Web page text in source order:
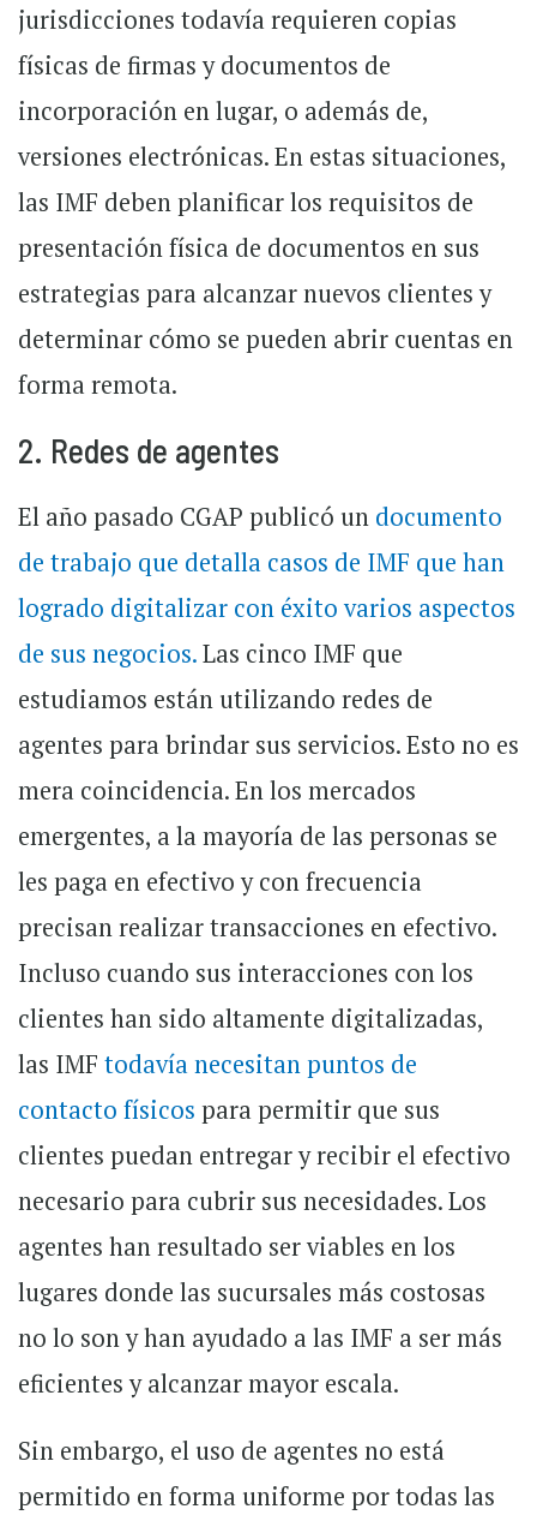
jurisdicciones todavía requieren copias
físicas de firmas y documentos de
incorporación en lugar, o además de,
versiones electrónicas. En estas situaciones,
las IMF deben planificar los requisitos de
presentación física de documentos en sus
estrategias para alcanzar nuevos clientes y
determinar cómo se pueden abrir cuentas en
forma remota.
2. Redes de agentes
El año pasado CGAP publicó un documento
de trabajo que detalla casos de IMF que han
logrado digitalizar con éxito varios aspectos
de sus negocios.Las cinco IMF que
estudiamos están utilizando redes de
agentes para brindar sus servicios. Esto no es
mera coincidencia. En los mercados
emergentes, a la mayoría de las personas se
les paga en efectivo y con frecuencia
precisan realizar transacciones en efectivo.
Incluso cuando sus interacciones con los
clientes han sido altamente digitalizadas,
las IMF todavía necesitan puntos de
contacto físicos para permitir que sus
clientes puedan entregar y recibir el efectivo
necesario para cubrir sus necesidades. Los
agentes han resultado ser viables en los
lugares donde las sucursales más costosas
no lo son y han ayudado a las IMF a ser más
eficientes y alcanzar mayor escala.
Sin embargo, el uso de agentes no está
permitido en forma uniforme por todas las